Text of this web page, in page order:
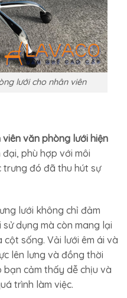
lưới cho nhân viên
văn phòng lưới hiện
phù hợp với môi
trưng đó đã thu hút sự
lưới không chỉ đảm
dụng mà còn mang lại
sống. Vải lưới êm ái và
lên lưng và đồng thời
cảm thấy dễ chịu và
trình làm việc.